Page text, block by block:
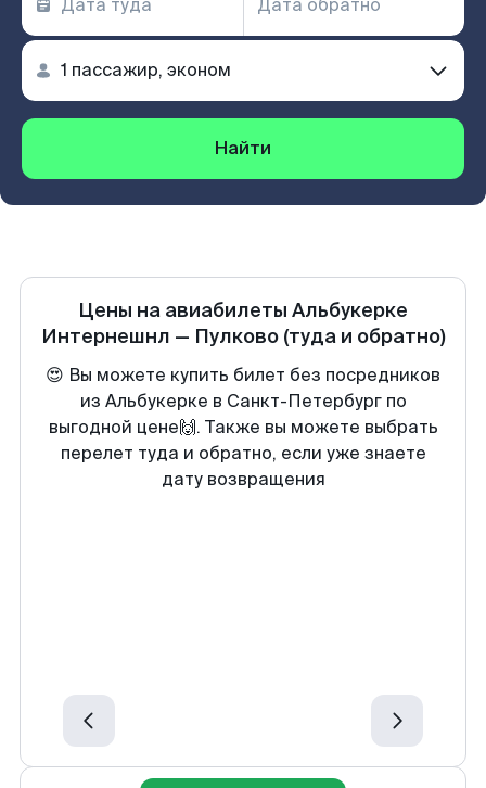
Найти
Цены на авиабилеты Альбукерке
Интернешнл — Пулково (туда и обратно)
😍 Вы можете купить билет без посредников
из Альбукерке в Санкт-Петербург по
выгодной цене🙌. Также вы можете выбрать
перелет туда и обратно, если уже знаете
дату возвращения